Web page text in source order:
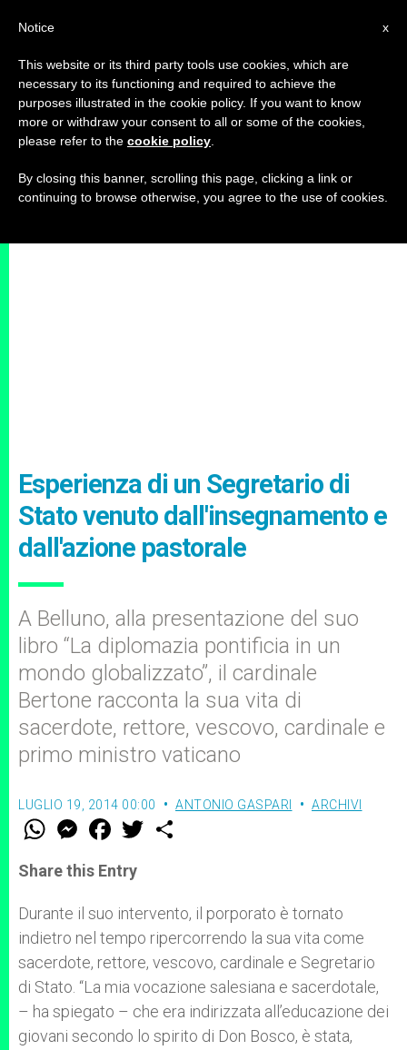
Esperienza di un Segretario di
Stato venuto dall'insegnamento e
dall'azione pastorale
A Belluno, alla presentazione del suo
libro “La diplomazia pontificia in un
mondo globalizzato”, il cardinale
Bertone racconta la sua vita di
sacerdote, rettore, vescovo, cardinale e
primo ministro vaticano
LUGLIO 19, 2014 00:00 ANTONIO GASPARI ARCHIVI
W
t
s
p
p
M
e
s
e
g
e
r
F
a
e
b
o
k
w
r
Share this Entry
Durante il suo intervento, il porporato è tornato
indietro nel tempo ripercorrendo la sua vita come
sacerdote, rettore, vescovo, cardinale e Segretario
di Stato. “La mia vocazione salesiana e sacerdotale,
– ha spiegato – che era indirizzata all’educazione dei
giovani secondo lo spirito di Don Bosco, è stata,
x
Notice
This website or its third party tools use cookies, which are
necessary to its functioning and required to achieve the
purposes illustrated in the cookie policy. If you want to know
more or withdraw your consent to all or some of the cookies,
please refer to the cookie policy
By closing this banner, scrolling this page, clicking a link or
continuing to browse otherwise, you agree to the use of cookies.